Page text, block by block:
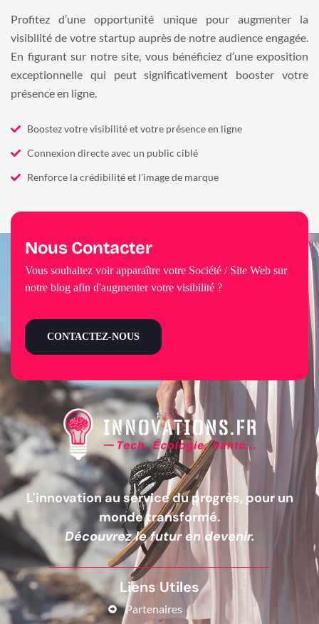
Profitez d’une opportunité unique pour augmenter la
visibilité de votre startup auprès de notre audience engagée.
En figurant sur notre site, vous bénéficiez d’une exposition
exceptionnelle qui peut significativement booster votre
présence en ligne.
Boostez votre visibilité et votre présence en ligne
Connexion directe avec un public ciblé
Renforce la crédibilité et l'image de marque
L'innovation au service du progrès, pour un
monde transformé.
Découvrez le futur en devenir.
Liens Utiles
Partenaires
Nous Contacter
Vous souhaitez voir apparaître votre Société / Site Web sur
notre blog afin d'augmenter votre visibilité ?
CONTACTEZ-NOUS